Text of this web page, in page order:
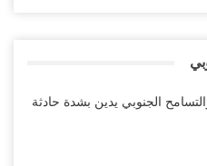
الجنوبي يدين بشدة حادثة